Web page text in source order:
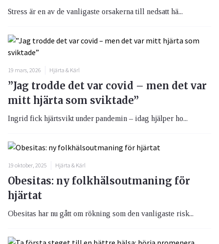
Stress är en av de vanligaste orsakerna till nedsatt hä...
19 mars, 2026 Hjärta & Kärl
”Jag trodde det var covid – men det var
mitt hjärta som sviktade”
Ingrid fick hjärtsvikt under pandemin – idag hjälper ho...
19 oktober, 2025 Hjärta & Kärl
Obesitas: ny folkhälsoutmaning för
hjärtat
Obesitas har nu gått om rökning som den vanligaste risk...